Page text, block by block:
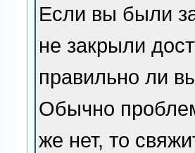
Если вы были
не закрыли
правильно ли
Обычно
же нет, то